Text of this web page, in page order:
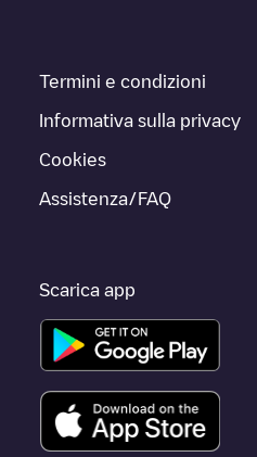
Termini e condizioni
Informativa sulla privacy
Cookies
Assistenza/FAQ
Scarica app